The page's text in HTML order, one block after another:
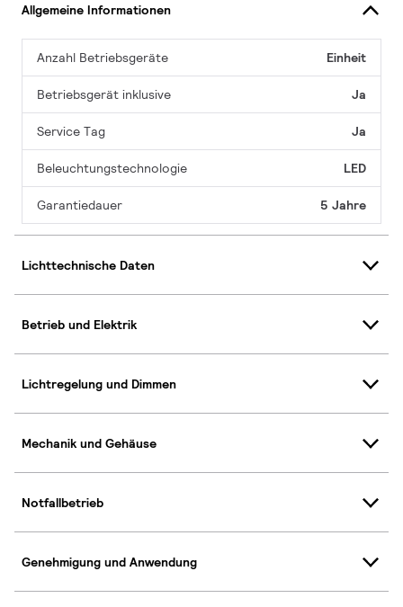
Allgemeine Informationen
Anzahl Betriebsgeräte Einheit
Betriebsgerät inklusive Ja
Service Tag Ja
Beleuchtungstechnologie LED
Garantiedauer 5 Jahre
Lichttechnische Daten
Betrieb und Elektrik
Lichtregelung und Dimmen
Mechanik und Gehäuse
Notfallbetrieb
Genehmigung und Anwendung